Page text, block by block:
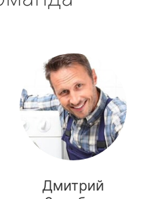
Дмитрий